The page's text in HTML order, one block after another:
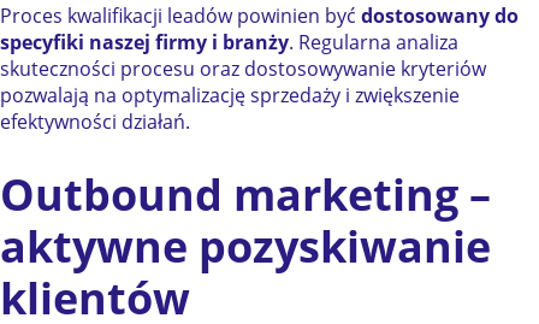
Proces kwalifikacji leadów powinien być dostosowany do
specyfiki naszej firmy i branży. Regularna analiza
skuteczności procesu oraz dostosowywanie kryteriów
pozwalają na optymalizację sprzedaży i zwiększenie
efektywności działań.
Outbound marketing –
aktywne pozyskiwanie
klientów